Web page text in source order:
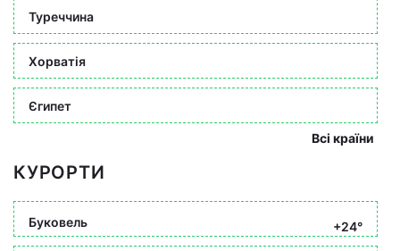
Туреччина
Хорватія
Єгипет
Всі країни
КУРОРТИ
Буковель +24°